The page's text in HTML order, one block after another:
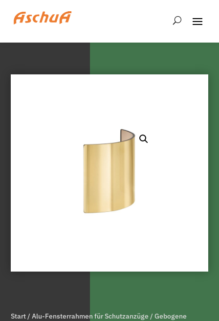
Start /Alu-Fensterrahmen für Schutzanzüge /Gebogene